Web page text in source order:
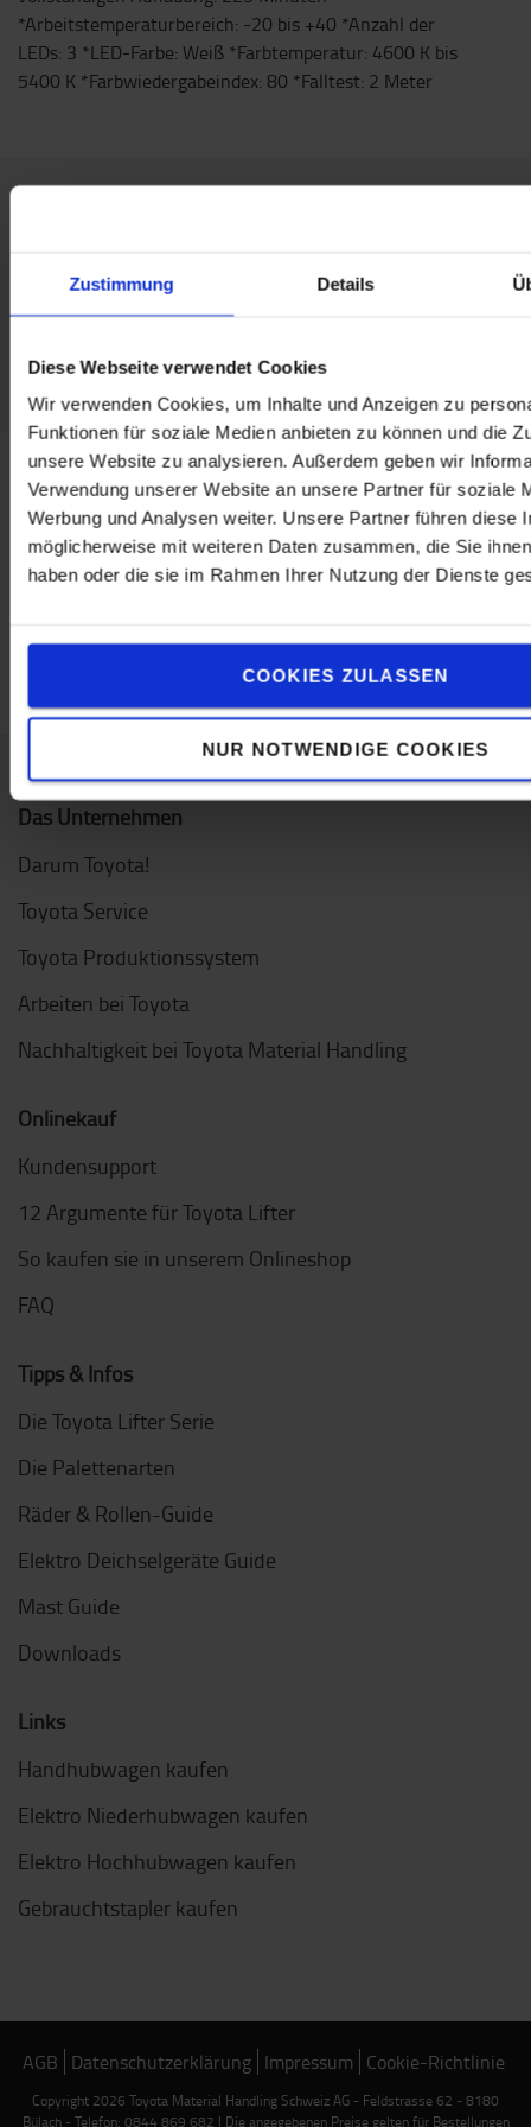
Zustimmung Details
Diese Webseite verwendet Cookies
Wir verwenden Cookies, um Inhalte und Anzeigen zu
Funktionen für soziale Medien anbieten zu können und die
unsere Website zu analysieren. Außerdem geben wir
Verwendung unserer Website an unsere Partner für soziale
Werbung und Analysen weiter. Unsere Partner führen diese
möglicherweise mit weiteren Daten zusammen, die Sie
haben oder die sie im Rahmen Ihrer Nutzung der Dienste
COOKIES ZULASSEN
NUR NOTWENDIGE COOKIES
*Arbeitstemperaturbereich: -20 bis +40 *Anzahl der
LEDs: 3 *LED-Farbe: Weiß *Farbtemperatur: 4600 K bis
5400 K *Farbwiedergabeindex: 80 *Falltest: 2 Meter
Kontaktieren Sie uns
Das Unternehmen
Darum Toyota!
Toyota Service
Toyota Produktionssystem
Arbeiten bei Toyota
Nachhaltigkeit bei Toyota Material Handling
Onlinekauf
Kundensupport
12 Argumente für Toyota Lifter
So kaufen sie in unserem Onlineshop
FAQ
Tipps & Infos
Die Toyota Lifter Serie
Die Palettenarten
Räder & Rollen-Guide
Elektro Deichselgeräte Guide
Mast Guide
Downloads
Links
Handhubwagen kaufen
Elektro Niederhubwagen kaufen
Elektro Hochhubwagen kaufen
Gebrauchtstapler kaufen
AGB Datenschutzerklärung Impressum Cookie-Richtlinie
Copyright 2026 Toyota Material Handling Schweiz AG - Feldstrasse 62 - 8180
Bülach - Telefon: 0844 869 682 | Die angegebenen Preise gelten für Bestellungen